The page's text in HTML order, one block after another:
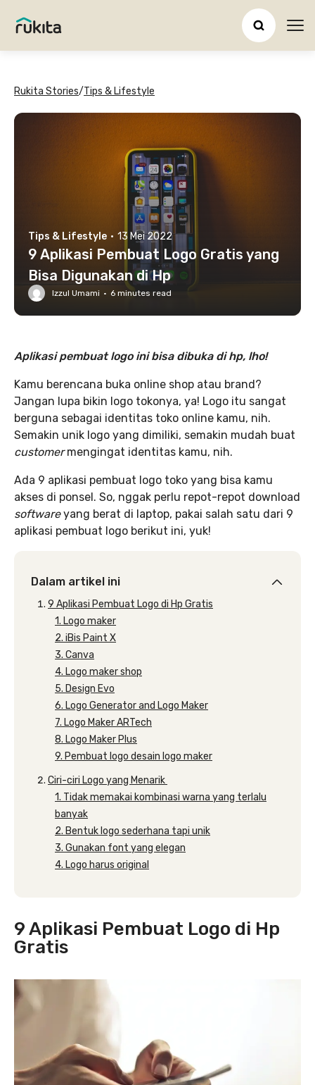
Rukita Stories/Tips & Lifestyle
Tips & Lifestyle · 13 Mei 2022
9 Aplikasi Pembuat Logo Gratis yang
Bisa Digunakan di Hp
Izzul Umami · 6 minutes read
Aplikasi pembuat logo ini bisa dibuka di hp, lho!
Kamu berencana buka online shop atau brand?
Jangan lupa bikin logo tokonya, ya! Logo itu sangat
berguna sebagai identitas toko online kamu, nih.
Semakin unik logo yang dimiliki, semakin mudah buat
customermengingat identitas kamu, nih.
Ada 9 aplikasi pembuat logo toko yang bisa kamu
akses di ponsel. So, nggak perlu repot-repot download
softwareyang berat di laptop, pakai salah satu dari 9
aplikasi pembuat logo berikut ini, yuk!
Dalam artikel ini
9 Aplikasi Pembuat Logo di Hp Gratis
1. Logo maker
2. iBis Paint X
3. Canva
4. Logo maker shop
5. Design Evo
6. Logo Generator and Logo Maker
7. Logo Maker ARTech
8. Logo Maker Plus
9. Pembuat logo desain logo maker
Ciri-ciri Logo yang Menarik
1. Tidak memakai kombinasi warna yang terlalu
banyak
2. Bentuk logo sederhana tapi unik
3. Gunakan font yang elegan
4. Logo harus original
9 Aplikasi Pembuat Logo di Hp
Gratis